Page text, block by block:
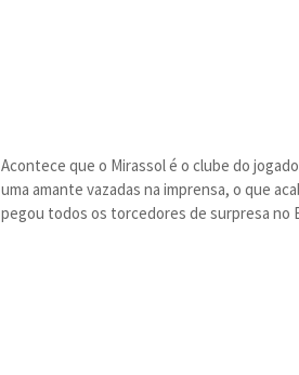
Acontece que o Mirassol é o clube do
uma amante vazadas na imprensa, o que
pegou todos os torcedores de surpresa no